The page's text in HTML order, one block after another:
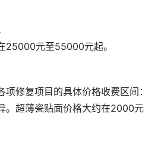
25000元至55000元起。
修复项目的具体价格收费区间：
。超薄瓷贴面价格大约在2000元